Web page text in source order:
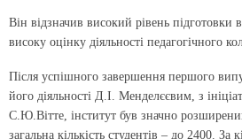
Він відзначив високий рівень підготовки
високу оцінку діяльності педагогічного
Після успішного завершення першого
його діяльності Д.І. Менделєєвим, з
С.Ю.Вітте, інститут був значно
загальна кількість студентів – до 2400. За